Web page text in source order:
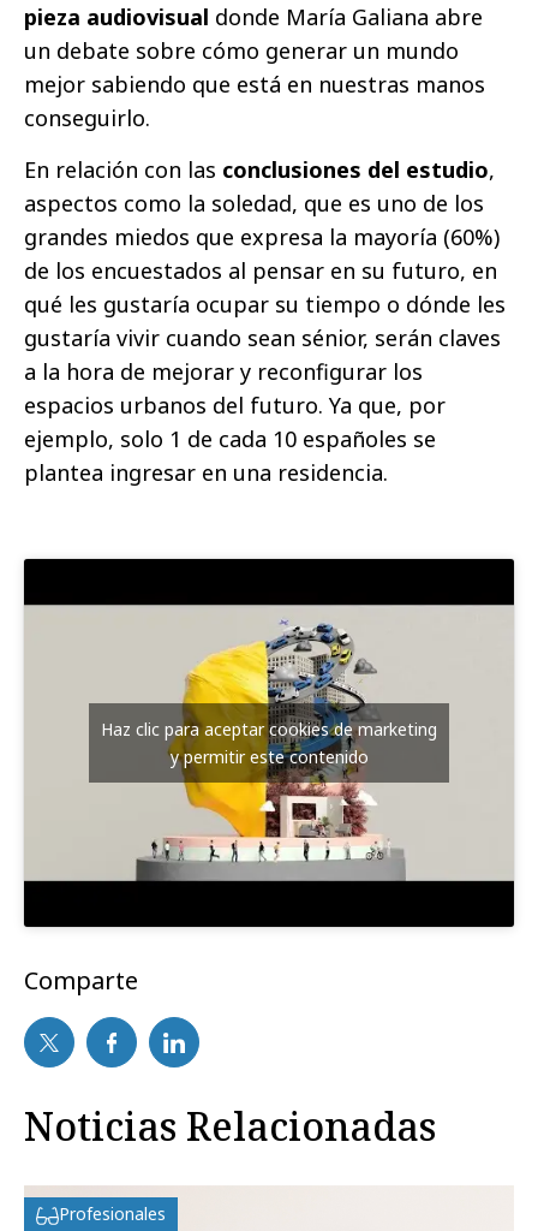
pieza audiovisual donde María Galiana abre
un debate sobre cómo generar un mundo
mejor sabiendo que está en nuestras manos
conseguirlo.
En relación con las conclusiones del estudio,
aspectos como la soledad, que es uno de los
grandes miedos que expresa la mayoría (60%)
de los encuestados al pensar en su futuro, en
qué les gustaría ocupar su tiempo o dónde les
gustaría vivir cuando sean sénior, serán claves
a la hora de mejorar y reconfigurar los
espacios urbanos del futuro. Ya que, por
ejemplo, solo 1 de cada 10 españoles se
plantea ingresar en una residencia.
Haz clic para aceptar cookies de marketing
y permitir este contenido
Comparte
Noticias Relacionadas
Profesionales